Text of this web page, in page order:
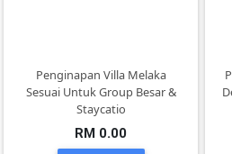
Penginapan Villa Melaka
Sesuai Untuk Group Besar &
Staycatio
RM 0.00
DAN